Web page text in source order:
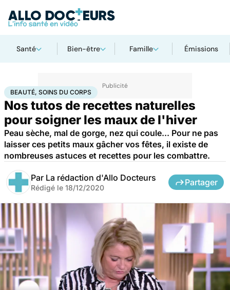
Santé Bien-être Famille Émissions
AccueilBien-être Beauté, soins du corps
BEAUTÉ, SOINS DU CORPS
Nos tutos de recettes naturelles
pour soigner les maux de l'hiver
Peau sèche, mal de gorge, nez qui coule... Pour ne pas
laisser ces petits maux gâcher vos fêtes, il existe de
nombreuses astuces et recettes pour les combattre.
Par La rédaction d'Allo Docteurs
Rédigé le 18/12/2020
Partager